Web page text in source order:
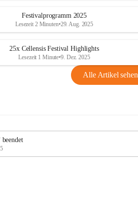
Festivalprogramm 2025
Lesezeit 2 Minuten•29. Aug. 2025
25x Cellensis Festival Highlights
Lesezeit 1 Minute•9. Dez. 2025
Alle Artikel sehen